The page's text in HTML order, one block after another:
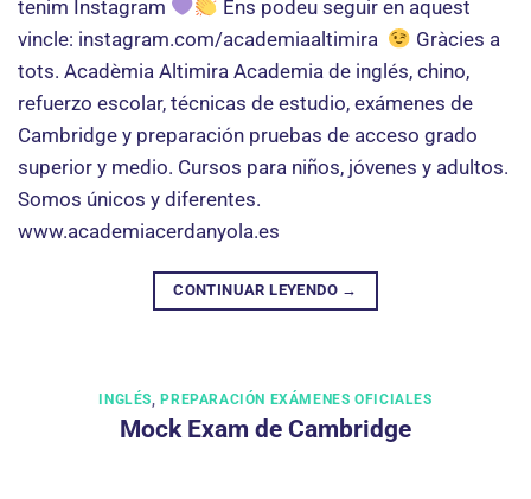
tenim Instagram
Ens podeu seguir en aquest
vincle: instagram.com/academiaaltimira
Gràcies a
tots. Acadèmia Altimira Academia de inglés, chino,
refuerzo escolar, técnicas de estudio, exámenes de
Cambridge y preparación pruebas de acceso grado
superior y medio. Cursos para niños, jóvenes y adultos.
Somos únicos y diferentes.
www.academiacerdanyola.es
CONTINUAR LEYENDO →
INGLÉS,PREPARACIÓN EXÁMENES OFICIALES
Mock Exam de Cambridge